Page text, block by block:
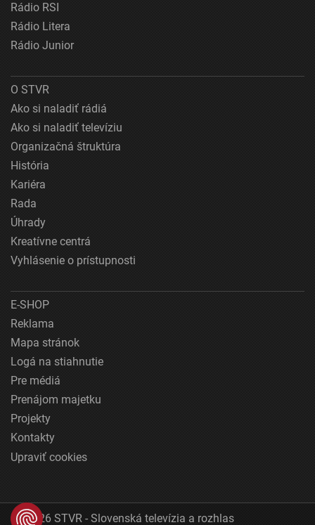
Rádio RSI
Rádio Litera
Rádio Junior
O STVR
Ako si naladiť rádiá
Ako si naladiť televíziu
Organizačná štruktúra
História
Kariéra
Rada
Úhrady
Kreatívne centrá
Vyhlásenie o prístupnosti
E-SHOP
Reklama
Mapa stránok
Logá na stiahnutie
Pre médiá
Prenájom majetku
Projekty
Kontakty
Upraviť cookies
© 2026 STVR - Slovenská televízia a rozhlas